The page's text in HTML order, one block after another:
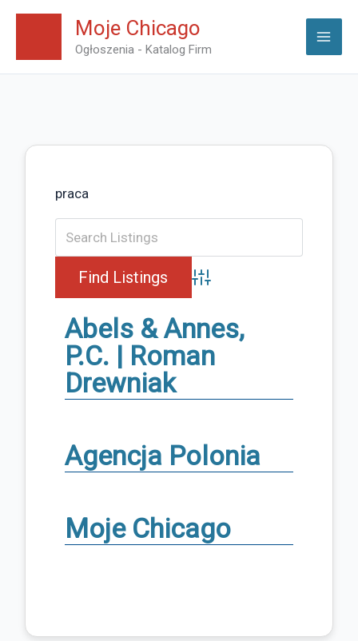
Skip
Moje Chicago
Ogłoszenia - Katalog Firm
praca
Advanced Search
Abels & Annes,
P.C. | Roman
Drewniak
Agencja Polonia
Moje Chicago